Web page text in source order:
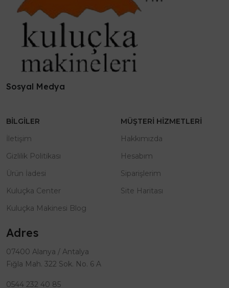
Sosyal Medya
BILGILER
İletişim
Gizlilik Politikası
Ürün İadesi
Kuluçka Center
Kuluçka Makinesi Blog
MÜŞTERI HIZMETLERI
Hakkımızda
Hesabım
Siparişlerim
Site Haritası
Adres
07400 Alanya / Antalya
Fığla Mah. 322 Sok. No. 6 A
0544 232 40 85